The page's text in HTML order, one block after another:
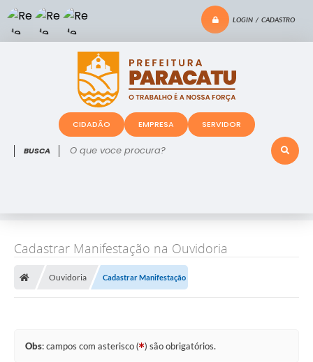
LOGIN / CADASTRO
O que voce procura?
CIDADÃO EMPRESA SERVIDOR
Cadastrar Manifestação na Ouvidoria
Ouvidoria Cadastrar Manifestação
Obs: campos com asterisco ( ) são obrigatórios.